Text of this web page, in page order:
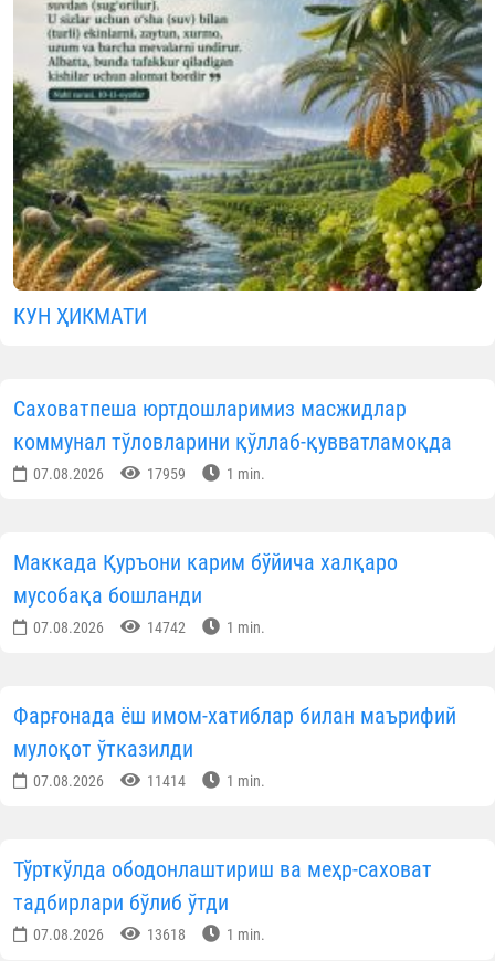
КУН ҲИКМАТИ
Саховатпеша юртдошларимиз масжидлар
коммунал тўловларини қўллаб-қувватламоқда
07.08.2026 17959 1 min.
Маккада Қуръони карим бўйича халқаро
мусобақа бошланди
07.08.2026 14742 1 min.
Фарғонада ёш имом-хатиблар билан маърифий
мулоқот ўтказилди
07.08.2026 11414 1 min.
Тўрткўлда ободонлаштириш ва меҳр-саховат
тадбирлари бўлиб ўтди
07.08.2026 13618 1 min.